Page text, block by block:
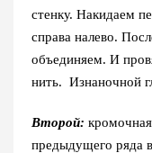
стенку. Накидаем
справа налево.
объединяем. И
нить. Изнаночной
Второй:
предыдущего ряда